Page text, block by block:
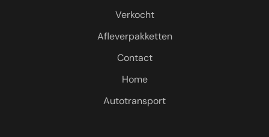
Verkocht
Afleverpakketten
Contact
Home
Autotransport